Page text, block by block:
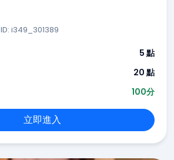
ID: i349_301389
5 點
20 點
100分
立即進入